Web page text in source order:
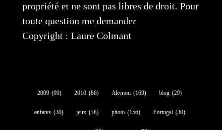
propriété et ne sont pas libres de droit. Pour
toute question me demander
Copyright : Laure Colmant
2009 (99) 2010 (86) Akynou (169) blog (29)
enfants (30) jeux (38) photo (156) Portugal (30)